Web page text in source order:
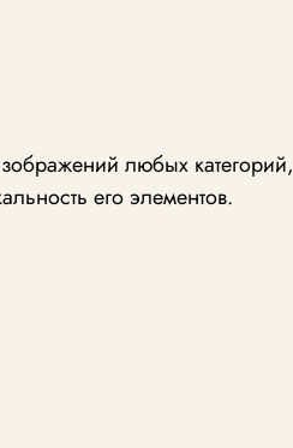
любых категорий,
его элементов.